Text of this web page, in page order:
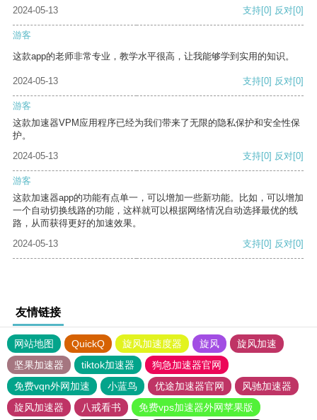
2024-05-13 支持[0] 反对[0]
游客
这款app的老师非常专业，教学水平很高，让我能够学到实用的知识。
2024-05-13 支持[0] 反对[0]
游客
这款加速器VPM应用程序已经为我们带来了无限的隐私保护和安全性保
护。
2024-05-13
支持[0] 反对[0]
游客
这款加速器app的功能有点单一，可以增加一些新功能。比如，可以增加
一个自动切换线路的功能，这样就可以根据网络情况自动选择最优的线
路，从而获得更好的加速效果。
2024-05-13
支持[0] 反对[0]
友情链接
网站地图 QuickQ 旋风加速度器 旋风
旋风加速
坚果加速器
tiktok加速器
狗急加速器官网
免费vqn外网加速
小蓝鸟 优途加速器官网
风驰加速器
旋风加速器
八戒看书 免费vps加速器外网苹果版